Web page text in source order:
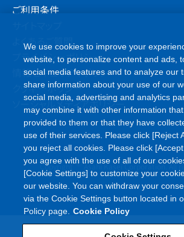
ご利用条件
よくあるご質問
プライバシーポリシー
情報セキュリティポリシー
クッキーポリシー
ソーシャルメディアポリシー
Copyright© Asahi Kasei Corporation. All
We use cookies to improve your
website, to personalize content and ads,
social media features and to analyze our
share information about your use of our
social media, advertising and analytics
may combine it with other information
provided to them or that they have
use of their services. Please click [Reject
you reject all cookies. Please click
you agree with the use of all of our
[Cookie Settings] to customize your
our website. You can withdraw your
via the Cookie Settings button located in
Policy page. Cookie Policy